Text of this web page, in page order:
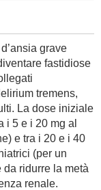
grave
fastidiose
tremens,
La dose iniziale
i 5 e i 20 mg al
e tra i 20 e i 40
(per un
ridurre la metà
renale.